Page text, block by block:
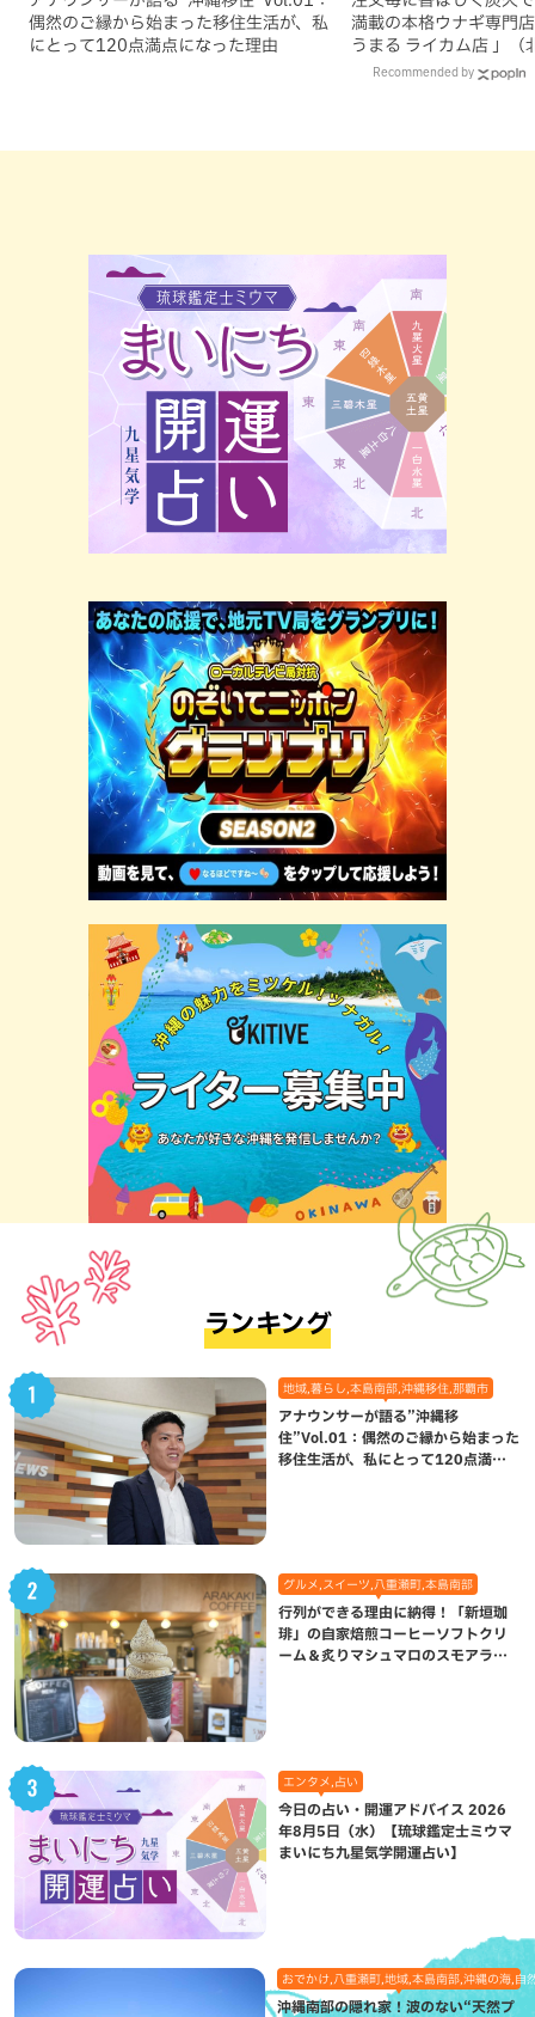
偶然のご縁から始まった移住生活が、私
にとって120点満点になった理由
満載の本格ウナギ専門
うまる ライカム店 」（
Recommended by
ランキング
地域,暮らし,本島南部,沖縄移住,那覇市
アナウンサーが語る”沖縄移
住”Vol.01：偶然のご縁から始まった
移住生活が、私にとって120点満点
グルメ,スイーツ,八重瀬町,本島南部
行列ができる理由に納得！「新垣珈
琲」の自家焙煎コーヒーソフトクリ
ーム＆炙りマシュマロのスモアラテ
エンタメ,占い
今日の占い・開運アドバイス 2026
年8月5日（水）【琉球鑑定士ミウマ
まいにち九星気学開運占い】
おでかけ,八重瀬町,地域,本島南部,沖縄の海,自
沖縄南部の隠れ家！波のない“天然プ